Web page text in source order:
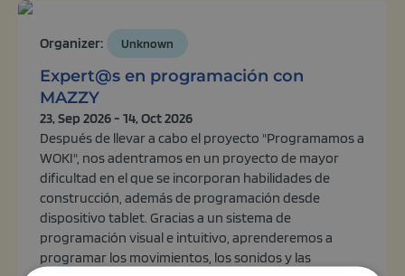
Organizer: Unknown
Expert@s en programación con
MAZZY
23, Sep 2026 - 14, Oct 2026
Después de llevar a cabo el proyecto "Programamos a
WOKI", nos adentramos en un proyecto de mayor
dificultad en el que se incorporan habilidades de
construcción, además de programación desde
dispositivo tablet. Gracias a un sistema de
programación visual e intuitivo, aprenderemos a
programar los movimientos, los sonidos y las